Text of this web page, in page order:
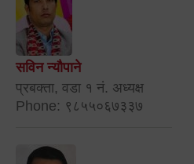
सविन न्यौपाने
प्रबक्ता, वडा १ नं. अध्यक्ष
Phone: ९८५५०६७३३७